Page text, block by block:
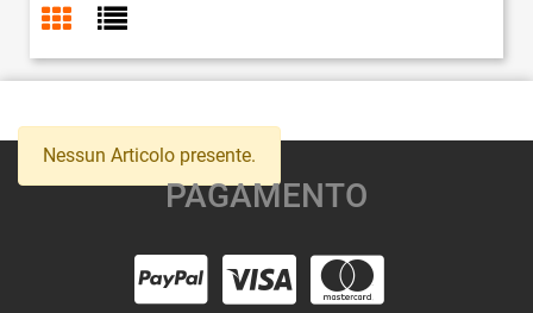
Nessun Articolo presente.
PAGAMENTO